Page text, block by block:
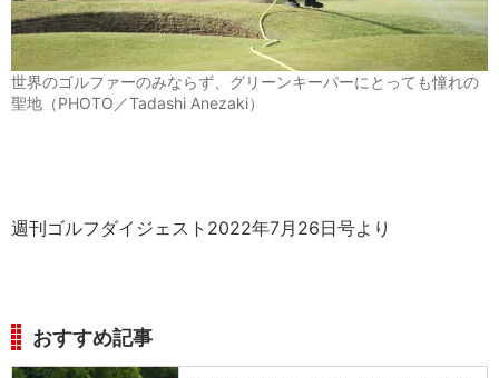
世界のゴルファーのみならず、グリーンキーパーにとっても憧れの
聖地（PHOTO／Tadashi Anezaki）
週刊ゴルフダイジェスト2022年7月26日号より
おすすめ記事